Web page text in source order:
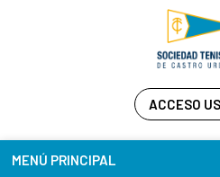
ACCESO
MENÚ PRINCIPAL